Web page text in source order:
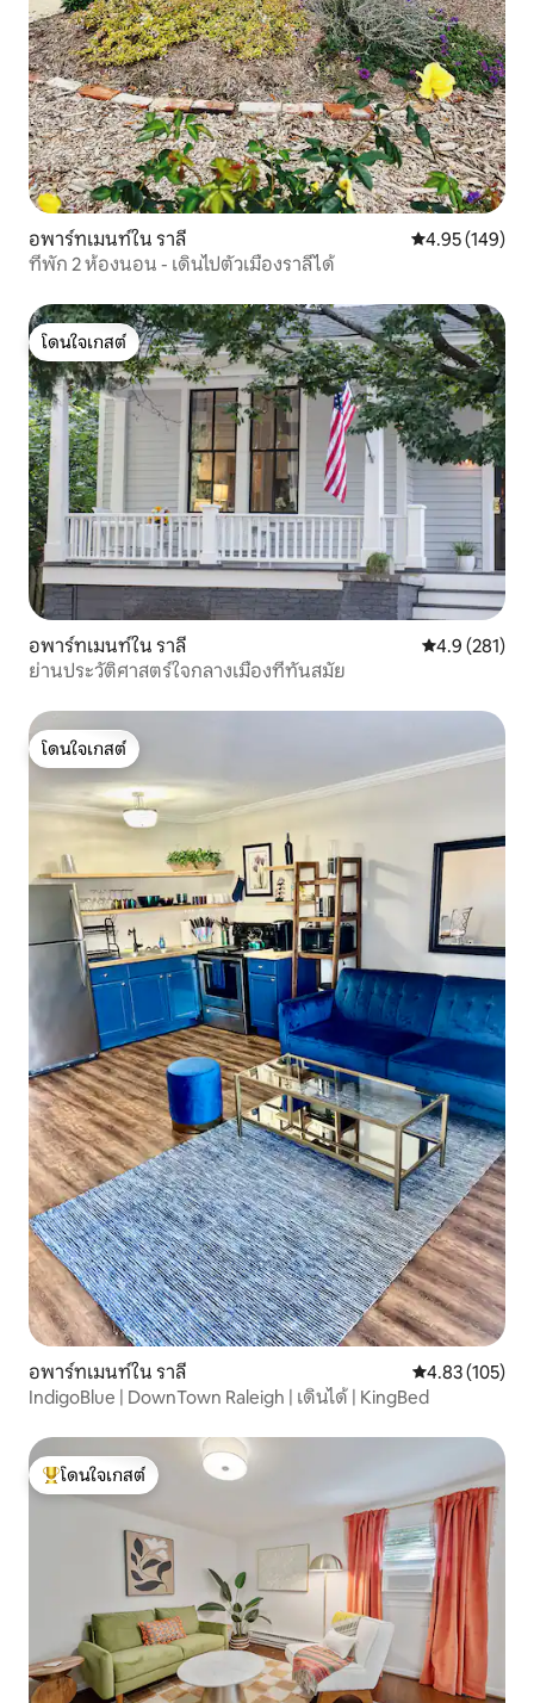
อพาร์ทเมนท์ใน ราลี คะแนนเฉลี่ย
4.95 (149)
ที่พัก 2 ห้องนอน - เดินไปตัวเมืองราลีได้
โดนใจเกสต์
โดนใจเกสต์
อพาร์ทเมนท์ใน ราลี คะแนนเฉลี่ย
4.9 (281)
ย่านประวัติศาสตร์ใจกลางเมืองที่ทันสมัย
โดนใจเกสต์
โดนใจเกสต์
อพาร์ทเมนท์ใน ราลี คะแนนเฉลี่ย
4.83 (105)
IndigoBlue | DownTown Raleigh | เดินได้ | KingBed
โดนใจเกสต์ที่สุด
โดนใจเกสต์